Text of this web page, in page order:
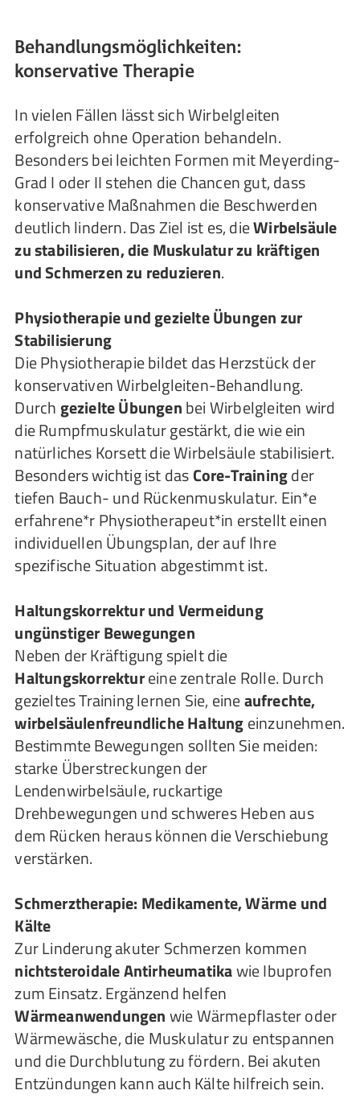
Behandlungsmöglichkeiten:
konservative Therapie
In vielen Fällen lässt sich Wirbelgleiten
erfolgreich ohne Operation behandeln.
Besonders bei leichten Formen mit Meyerding-
Grad I oder II stehen die Chancen gut, dass
konservative Maßnahmen die Beschwerden
deutlich lindern. Das Ziel ist es, dieWirbelsäule
zu stabilisieren, die Muskulatur zu kräftigen
und Schmerzen zu reduzieren.
Physiotherapie und gezielte Übungen zur
Stabilisierung
Die Physiotherapie bildet das Herzstück der
konservativen Wirbelgleiten-Behandlung.
Durchgezielte Übungenbei Wirbelgleiten wird
die Rumpfmuskulatur gestärkt, die wie ein
natürliches Korsett die Wirbelsäule stabilisiert.
Besonders wichtig ist dasCore-Trainingder
tiefen Bauch- und Rückenmuskulatur. Ein*e
erfahrene*r Physiotherapeut*in erstellt einen
individuellen Übungsplan, der auf Ihre
spezifische Situation abgestimmt ist.
Haltungskorrektur und Vermeidung
ungünstiger Bewegungen
Neben der Kräftigung spielt die
Haltungskorrektureine zentrale Rolle. Durch
gezieltes Training lernen Sie, eineaufrechte,
wirbelsäulenfreundliche Haltungeinzunehmen.
Bestimmte Bewegungen sollten Sie meiden:
starke Überstreckungen der
Lendenwirbelsäule, ruckartige
Drehbewegungen und schweres Heben aus
dem Rücken heraus können die Verschiebung
verstärken.
Schmerztherapie: Medikamente, Wärme und
Kälte
Zur Linderung akuter Schmerzen kommen
nichtsteroidale Antirheumatikawie Ibuprofen
zum Einsatz. Ergänzend helfen
Wärmeanwendungenwie Wärmepflaster oder
Wärmewäsche, die Muskulatur zu entspannen
und die Durchblutung zu fördern. Bei akuten
Entzündungen kann auch Kälte hilfreich sein.